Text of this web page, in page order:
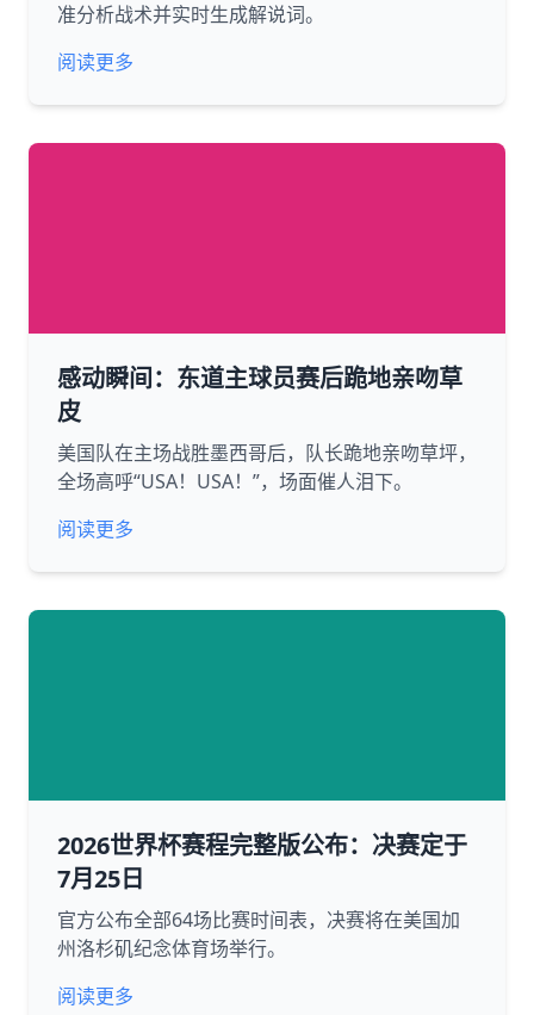
准分析战术并实时生成解说词。
阅读更多
感动瞬间：东道主球员赛后跪地亲吻草
皮
美国队在主场战胜墨西哥后，队长跪地亲吻草坪，
全场高呼“USA！USA！”，场面催人泪下。
阅读更多
2026世界杯赛程完整版公布：决赛定于
7月25日
官方公布全部64场比赛时间表，决赛将在美国加
州洛杉矶纪念体育场举行。
阅读更多